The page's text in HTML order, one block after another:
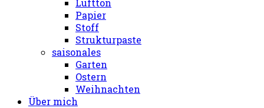
Luftton
Papier
Stoff
Strukturpaste
saisonales
Garten
Ostern
Weihnachten
Über mich